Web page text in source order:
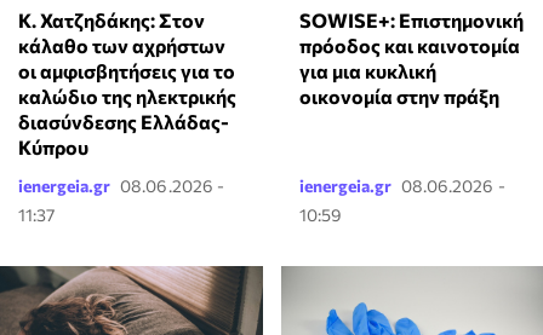
Κ. Χατζηδάκης: Στον
κάλαθο των αχρήστων
οι αμφισβητήσεις για το
καλώδιο της ηλεκτρικής
διασύνδεσης Ελλάδας-
Κύπρου
ienergeia.gr 08.06.2026 -
11:37
SOWISE+: Επιστημονική
πρόοδος και καινοτομία
για μια κυκλική
οικονομία στην πράξη
ienergeia.gr 08.06.2026 -
10:59